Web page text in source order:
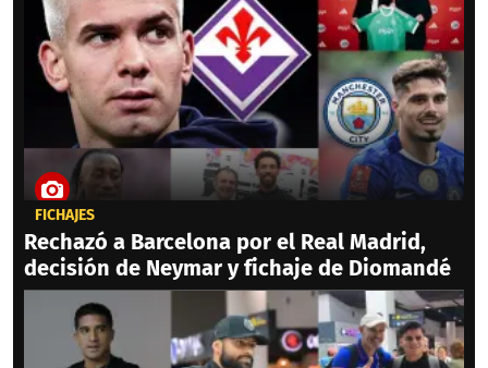
FICHAJES
Rechazó a Barcelona por el Real Madrid,
decisión de Neymar y fichaje de Diomandé